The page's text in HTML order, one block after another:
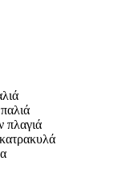
πλαγιά